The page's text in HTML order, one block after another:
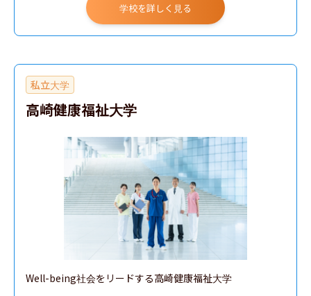
学校を詳しく見る
私立大学
高崎健康福祉大学
Well-being社会をリードする高崎健康福祉大学